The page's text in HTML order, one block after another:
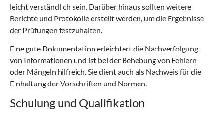
leicht verständlich sein. Darüber hinaus sollten weitere
Berichte und Protokolle erstellt werden, um die Ergebnisse
der Prüfungen festzuhalten.
Eine gute Dokumentation erleichtert die Nachverfolgung
von Informationen und ist bei der Behebung von Fehlern
oder Mängeln hilfreich. Sie dient auch als Nachweis für die
Einhaltung der Vorschriften und Normen.
Schulung und Qualifikation